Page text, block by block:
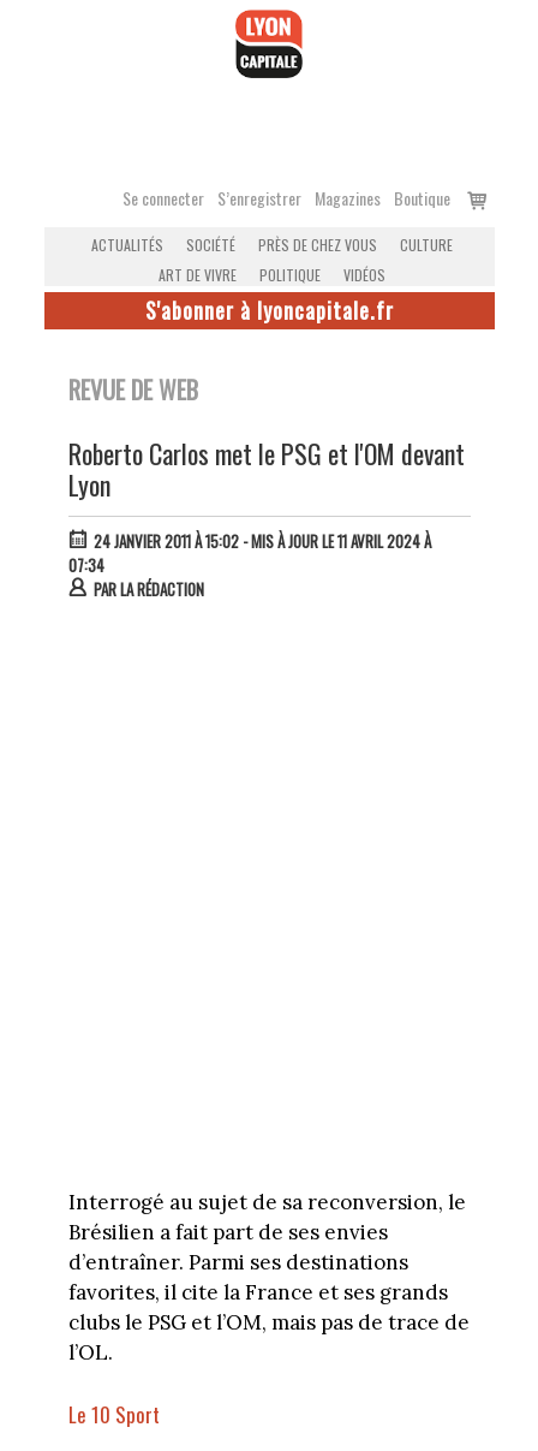
Se connecter S’enregistrer Magazines Boutique
Voir
ACTUALITÉS SOCIÉTÉ PRÈS DE CHEZ VOUS
CULTURE
ART DE VIVRE
POLITIQUE VIDÉOS
S'abonner à lyoncapitale.fr
REVUE DE WEB
Roberto Carlos met le PSG et l'OM devant
Lyon
24 JANVIER 2011 À 15:02- MIS À JOUR LE 11 AVRIL 2024 À
07:34
PARLA RÉDACTION
Interrogé au sujet de sa reconversion, le
Brésilien a fait part de ses envies
d’entraîner. Parmi ses destinations
favorites, il cite la France et ses grands
clubs le PSG et l’OM, mais pas de trace de
l’OL.
Le 10 Sport